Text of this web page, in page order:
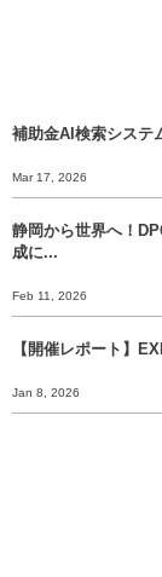
補助金AI検索システ
Mar 17, 2026
静岡から世界へ！
成に...
Feb 11, 2026
【開催レポート】
Jan 8, 2026